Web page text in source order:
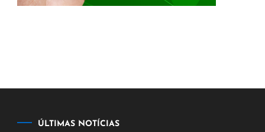
ÚLTIMAS NOTÍCIAS